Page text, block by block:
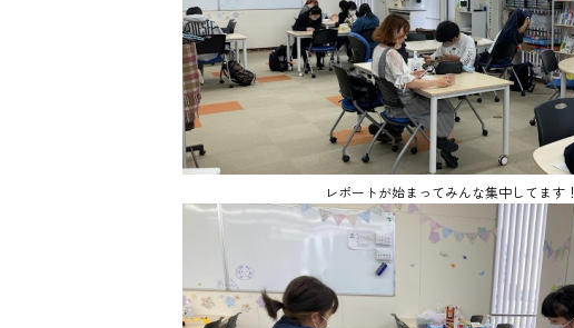
レポートが始まってみんな集中してます！